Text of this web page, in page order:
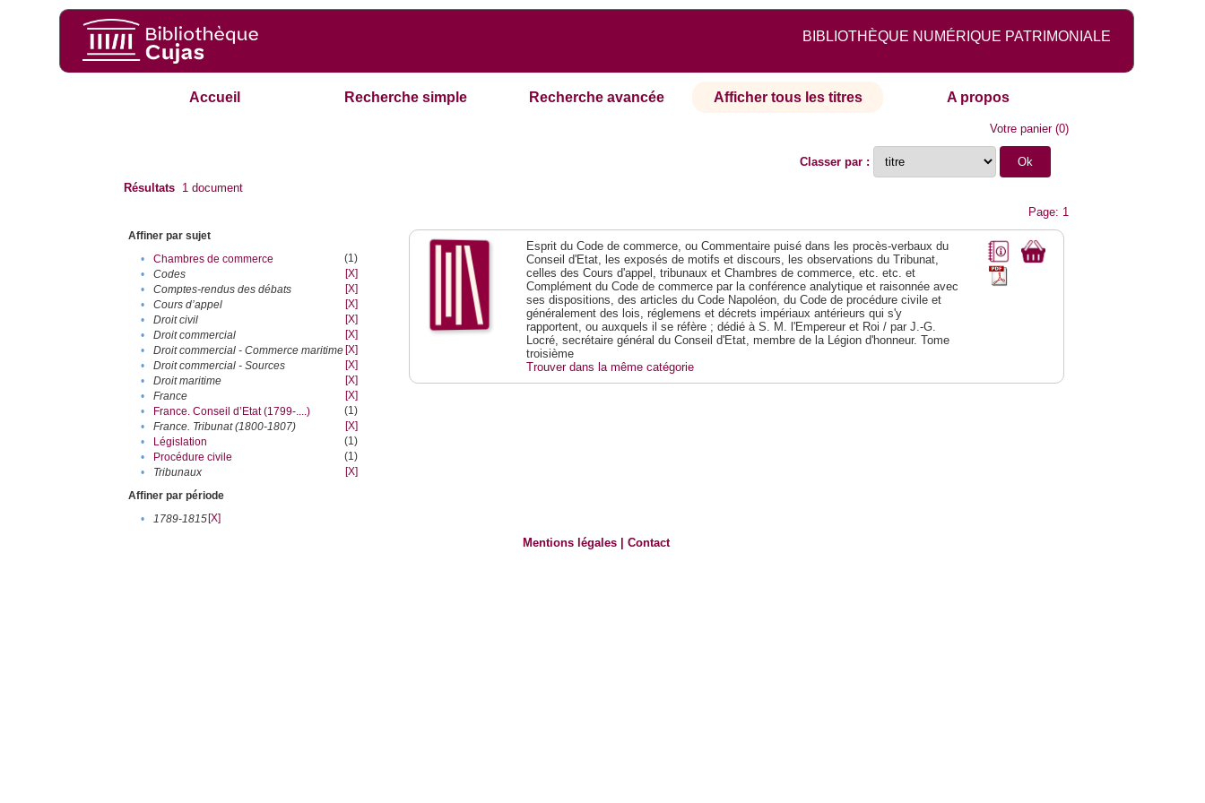
BIBLIOTHÈQUE NUMÉRIQUE PATRIMONIALE
Accueil Recherche simple Recherche avancée Afficher tous les titres A propos
Votre panier(0)
Classer par :
Résultats 1 document
Page: 1
Affiner par sujet
•
Chambres de commerce
(1)
•
Codes
[X]
•
Comptes-rendus des débats
[X]
•
Cours d’appel
[X]
•
Droit civil
[X]
•
Droit commercial
[X]
•
Droit commercial - Commerce maritime [X]
•
Droit commercial - Sources
[X]
•
Droit maritime
[X]
•
France
[X]
•
France. Conseil d’Etat (1799-....)
(1)
•
France. Tribunat (1800-1807)
[X]
•
Législation
(1)
•
Procédure civile
(1)
•
Tribunaux
[X]
Affiner par période
•
1789-1815[X]
Esprit du Code de commerce, ou Commentaire puisé dans les procès-verbaux du
Conseil d'Etat, les exposés de motifs et discours, les observations du Tribunat,
celles des Cours d'appel, tribunaux et Chambres de commerce, etc. etc. et
Complément du Code de commerce par la conférence analytique et raisonnée avec
ses dispositions, des articles du Code Napoléon, du Code de procédure civile et
généralement des lois, réglemens et décrets impériaux antérieurs qui s'y
rapportent, ou auxquels il se réfère ; dédié à S. M. l'Empereur et Roi / par J.-G.
Locré, secrétaire général du Conseil d'Etat, membre de la Légion d'honneur. Tome
troisième
Trouver dans la même catégorie
Mentions légales |Contact